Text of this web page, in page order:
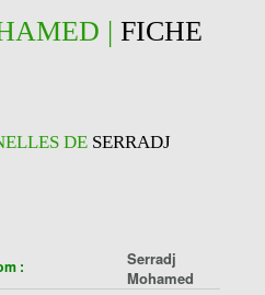
| FICHE
DE SERRADJ
:
Serradj
Mohamed